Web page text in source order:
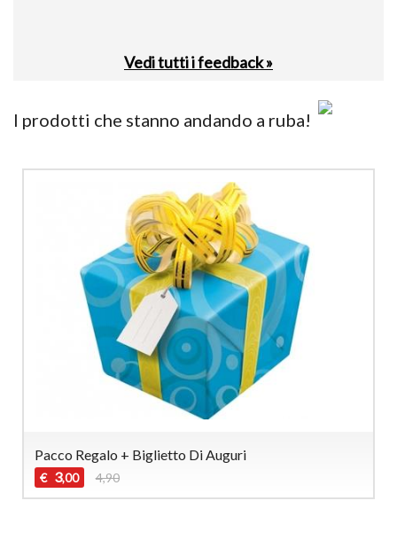
Vedi tutti i feedback »
I prodotti che stanno andando a ruba!
Pacco Regalo + Biglietto Di Auguri
€ 3,00 4,90